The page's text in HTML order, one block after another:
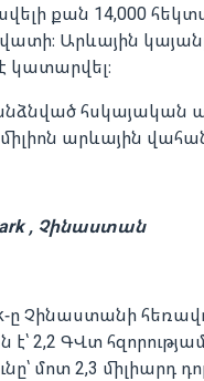
քան 14,000
Արևային
կատարվել։
հսկայական
արևային
, Չինաստան
ը Չինաստանի
2,2 ԳՎտ
մոտ 2,3 միլիարդ